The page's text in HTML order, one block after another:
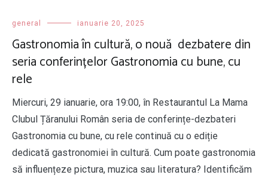
general ianuarie 20, 2025
Gastronomia în cultură, o nouă dezbatere din
seria conferințelor Gastronomia cu bune, cu
rele
Miercuri, 29 ianuarie, ora 19:00, în Restaurantul La Mama
Clubul Țăranului Român seria de conferințe-dezbateri
Gastronomia cu bune, cu rele continuă cu o ediție
dedicată gastronomiei în cultură. Cum poate gastronomia
să influențeze pictura, muzica sau literatura? Identificăm